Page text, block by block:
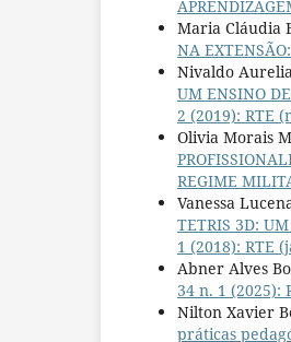
Maria Cláudia
NA
Nivaldo
UM ENSINO
2 (2019): RTE
Olivia Morais
REGIME
Vanessa
TETRIS 3D: UM
1 (2018): RTE
Abner Alves
34 n. 1 (2025):
Nilton Xavier
práticas